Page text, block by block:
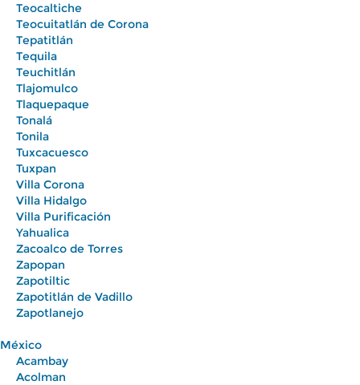
Teocaltiche
Teocuitatlán de Corona
Tepatitlán
Tequila
Teuchitlán
Tlajomulco
Tlaquepaque
Tonalá
Tonila
Tuxcacuesco
Tuxpan
Villa Corona
Villa Hidalgo
Villa Purificación
Yahualica
Zacoalco de Torres
Zapopan
Zapotiltic
Zapotitlán de Vadillo
Zapotlanejo
México
Acambay
Acolman